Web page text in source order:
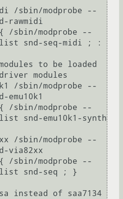
/sbin/modprobe --
rawmidi
{ /sbin/modprobe --
snd-seq-midi ; :
to be loaded
modules
/sbin/modprobe --
{ /sbin/modprobe --
snd-emu10k1-synth
/sbin/modprobe --
via82xx
{ /sbin/modprobe --
snd-seq ; }
instead of saa7134